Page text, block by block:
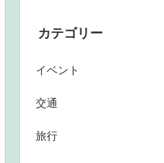
カテゴリー
イベント
交通
旅行